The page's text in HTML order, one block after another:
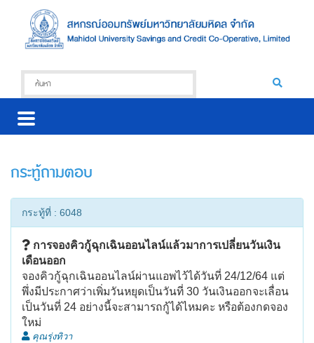
กระทู้ถามตอบ
กระทู้ที่ : 6048
การจองคิวกู้ฉุกเฉินออนไลน์แล้วมาการเปลี่ยนวันเงิน
เดือนออก
จองคิวกู้ฉุกเฉินออนไลน์ผ่านแอพไว้ได้วันที่ 24/12/64 แต่
พึ่งมีประกาศว่าเพิ่มวันหยุดเป็นวันที่ 30 วันเงินออกจะเลื่อน
เป็นวันที่ 24 อย่างนี้จะสามารถกู้ได้ไหมคะ หรือต้องกดจอง
ใหม่
คุณรุ่งทิวา